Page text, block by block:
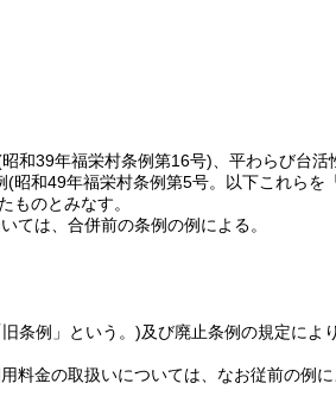
和39年福栄村条例第16号) 、平わらび台
(昭和49年福栄村条例第5号。以下これらを
ものとみなす。
ては、合併前の条例の例による。
条例」という。)及び廃止条例の規定によ
金の取扱いについては、なお従前の例に